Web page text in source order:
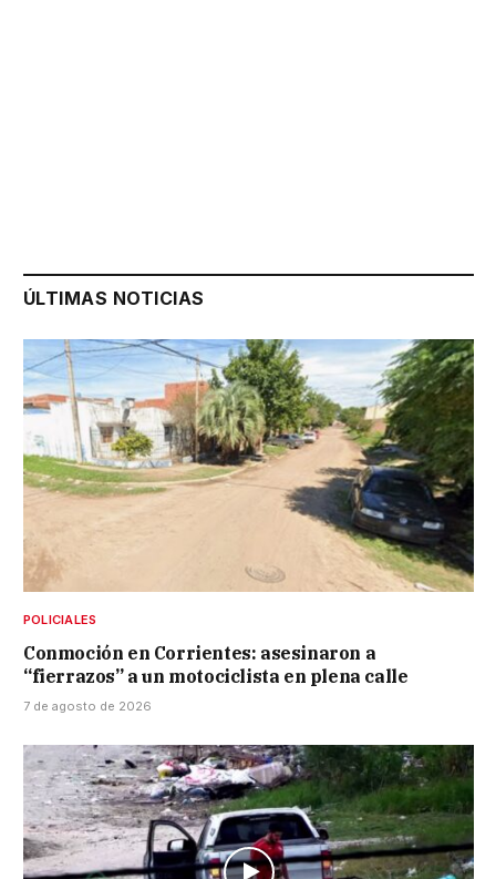
ÚLTIMAS NOTICIAS
POLICIALES
Conmoción en Corrientes: asesinaron a
“fierrazos” a un motociclista en plena calle
7 de agosto de 2026